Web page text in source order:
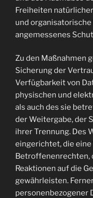
Freiheiten
und
angemessenes
Zu den Maßnahmen
Sicherung der
Verfügbarkeit von
physischen und
als auch des sie
der Weitergabe, der
ihrer Trennung. Des
eingerichtet, die
Betroffenenrechten,
Reaktionen auf die
gewährleisten.
personenbezogener